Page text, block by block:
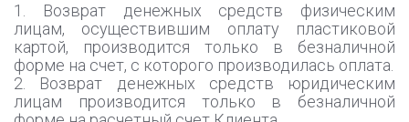
1. Возврат денежных средств физическим
лицам, осуществившим оплату пластиковой
картой, производится только в безналичной
форме на счет, с которого производилась оплата.
2. Возврат денежных средств юридическим
лицам производится только в безналичной